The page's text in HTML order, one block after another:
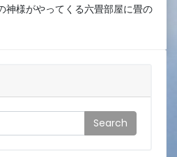
12
神様がやってくる六畳部屋に畳の